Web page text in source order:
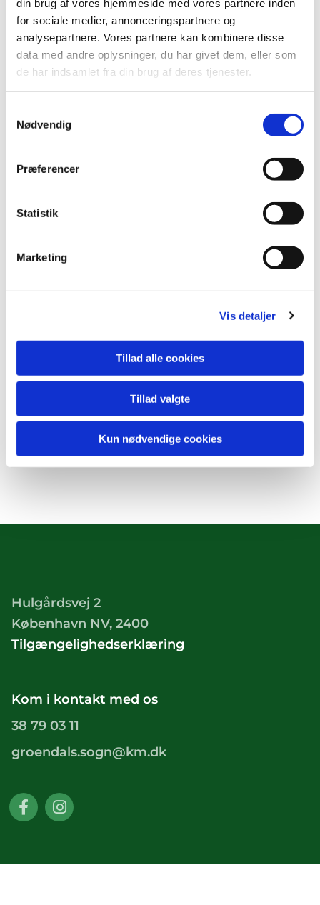
din brug af vores hjemmeside med vores partnere inden
for sociale medier, annonceringspartnere og
analysepartnere. Vores partnere kan kombinere disse
data med andre oplysninger, du har givet dem, eller som
de har indsamlet fra din brug af deres tjenester.
Nødvendig
Præferencer
Statistik
Marketing
Vis detaljer
Tillad alle cookies
Tillad valgte
Kun nødvendige cookies
kanon/flerstemmig sang. Og vi synger mange
forskellige slags sange - både sjove, smukke, nye
og gamle!
Det ergratis
Spørgsmål til tilmeldingen: ring til kirkekontoret 3879
Underviser: Sofie McQueen
Hulgårdsvej 2
København NV, 2400
Tilgængelighedserklæring
Kom i kontakt med os
38 79 03 11
groendals.sogn@km.dk